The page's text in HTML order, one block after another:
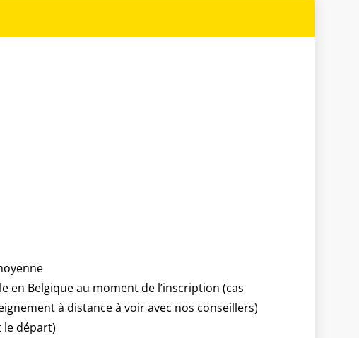
en Belgique au moment de l’inscription (cas
à distance à voir avec nos conseillers)
le départ)